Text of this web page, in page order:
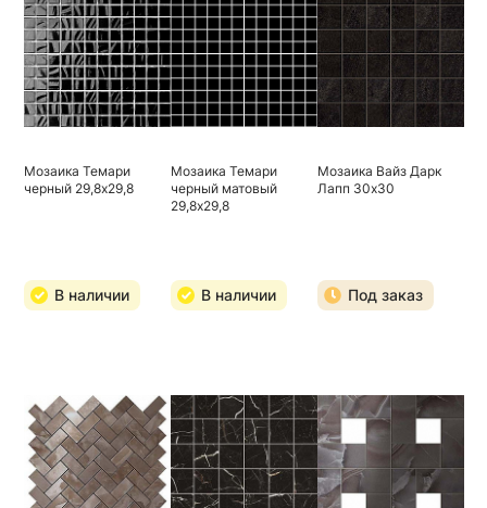
Мозаика Темари
черный 29,8х29,8
В наличии
Мозаика Темари
черный матовый
29,8х29,8
В наличии
Мозаика Вайз Дарк
Лапп 30х30
Под заказ